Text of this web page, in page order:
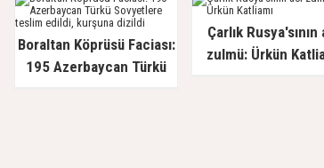
Boraltan Köprüsü Faciası:
195 Azerbaycan Türkü
Çarlık Rusya'sının
zulmü: Ürkün